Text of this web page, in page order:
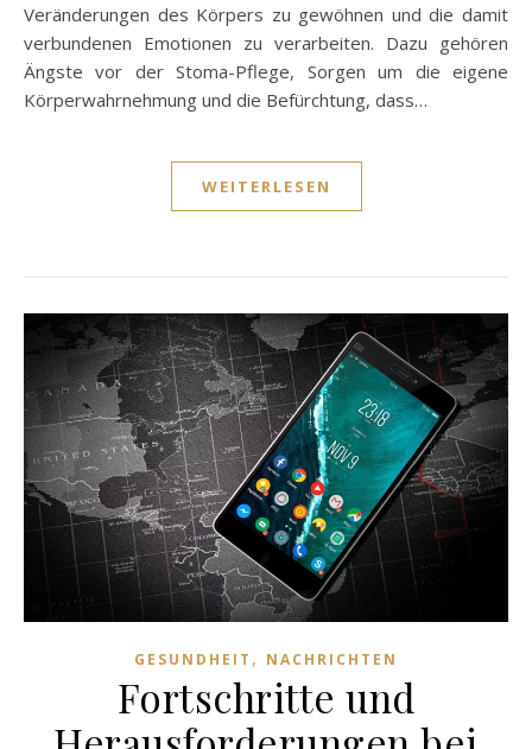
Veränderungen des Körpers zu gewöhnen und die damit
verbundenen Emotionen zu verarbeiten. Dazu gehören
Ängste vor der Stoma-Pflege, Sorgen um die eigene
Körperwahrnehmung und die Befürchtung, dass…
WEITERLESEN
GESUNDHEIT , NACHRICHTEN
Fortschritte und